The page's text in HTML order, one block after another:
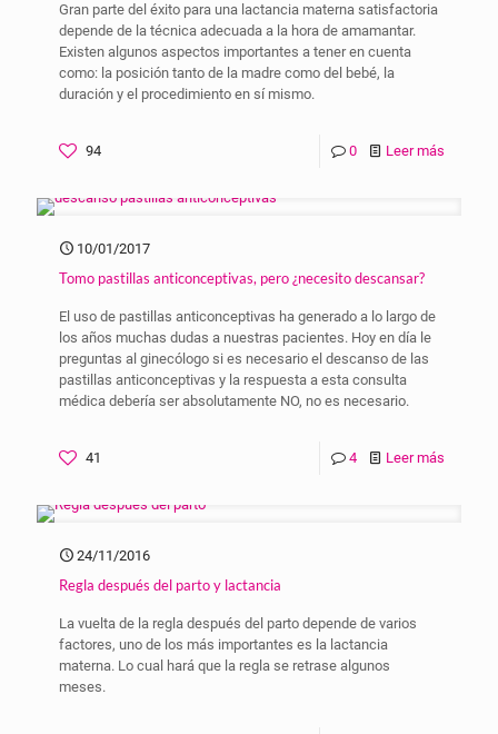
Gran parte del éxito para una lactancia materna satisfactoria
depende de la técnica adecuada a la hora de amamantar.
Existen algunos aspectos importantes a tener en cuenta
como: la posición tanto de la madre como del bebé, la
duración y el procedimiento en sí mismo.
94 0 Leer más
10/01/2017
Tomo pastillas anticonceptivas, pero ¿necesito descansar?
El uso de pastillas anticonceptivas ha generado a lo largo de
los años muchas dudas a nuestras pacientes. Hoy en día le
preguntas al ginecólogo si es necesario el descanso de las
pastillas anticonceptivas y la respuesta a esta consulta
médica debería ser absolutamente NO, no es necesario.
41 4 Leer más
24/11/2016
Regla después del parto y lactancia
La vuelta de la regla después del parto depende de varios
factores, uno de los más importantes es la lactancia
materna. Lo cual hará que la regla se retrase algunos
meses.